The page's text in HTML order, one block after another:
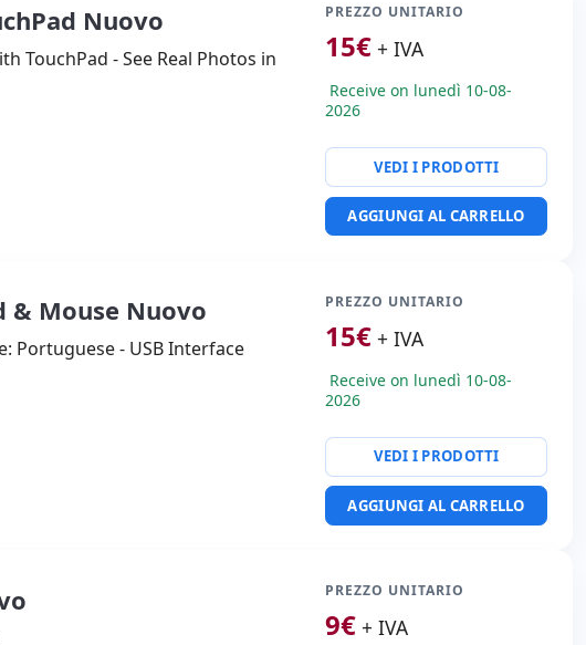
Nuovo
TouchPad - See Real Photos in
PREZZO UNITARIO
15€ + IVA
Receive on lunedì 10-08-
2026
VEDI I PRODOTTI
AGGIUNGI AL CARRELLO
& Mouse Nuovo
Portuguese - USB Interface
PREZZO UNITARIO
15€ + IVA
Receive on lunedì 10-08-
2026
VEDI I PRODOTTI
AGGIUNGI AL CARRELLO
PREZZO UNITARIO
9€ + IVA